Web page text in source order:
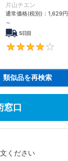
片山チエン
通常価格(税別)： 1,629円
～
5日目
類似品を再検索
窓口
ください